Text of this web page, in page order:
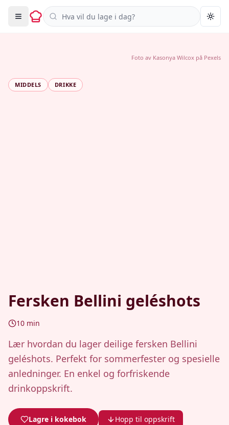
Søk i oppskrifter
MIDDELS DRIKKE
Fersken Bellini geléshots
10 min
Lær hvordan du lager deilige fersken Bellini
geléshots. Perfekt for sommerfester og spesielle
anledninger. En enkel og forfriskende
drinkoppskrift.
Lagre i kokebok Hopp til oppskrift
Foto av Kasonya Wilcox på Pexels